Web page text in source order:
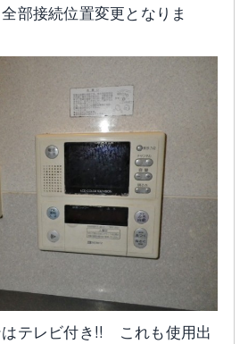
部接続位置変更となりま
テレビ付き!! これも使用出